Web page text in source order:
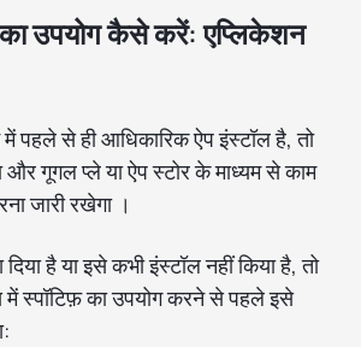
उपयोग कैसे करें: एप्लिकेशन
पहले से ही आधिकारिक ऐप इंस्टॉल है, तो
और गूगल प्ले या ऐप स्टोर के माध्यम से काम
जारी रखेगा ।
है या इसे कभी इंस्टॉल नहीं किया है, तो
स्पॉटिफ़ का उपयोग करने से पहले इसे